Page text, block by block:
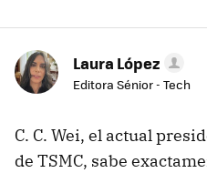
Laura López
Editora Sénior - Tech
C. C. Wei, el actual
de TSMC, sabe